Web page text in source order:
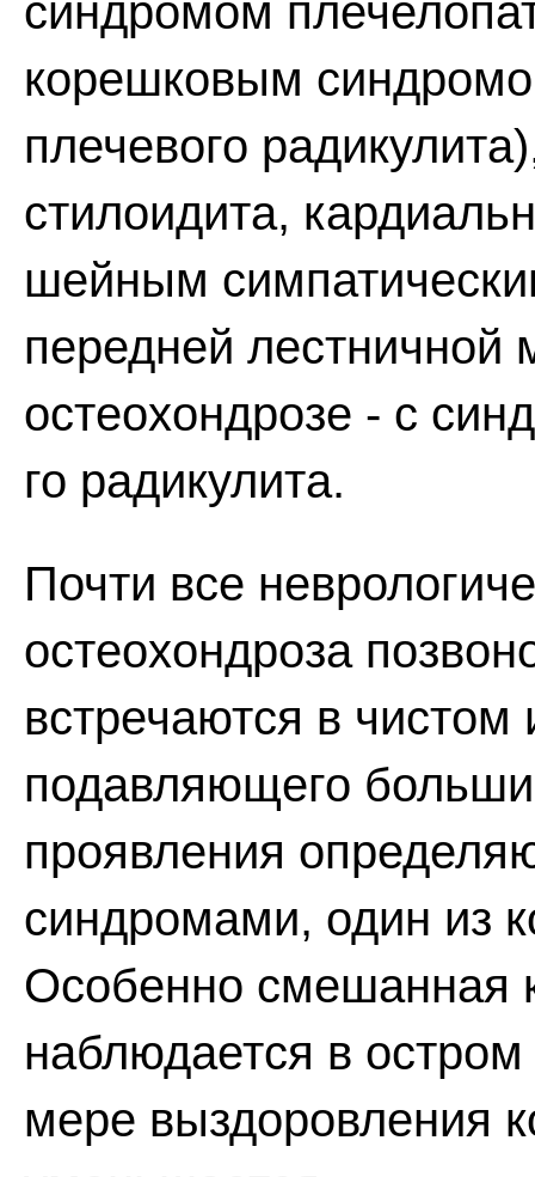
синдромом
корешковым
плечевого
стилоидита,
шейным
передней
остеохондрозе - с
го радикулита.
Почти все
остеохондроза
встречаются в
подавляющего
проявления
синдромами, один из
Особенно смешанная
наблюдается в
мере выздоровления